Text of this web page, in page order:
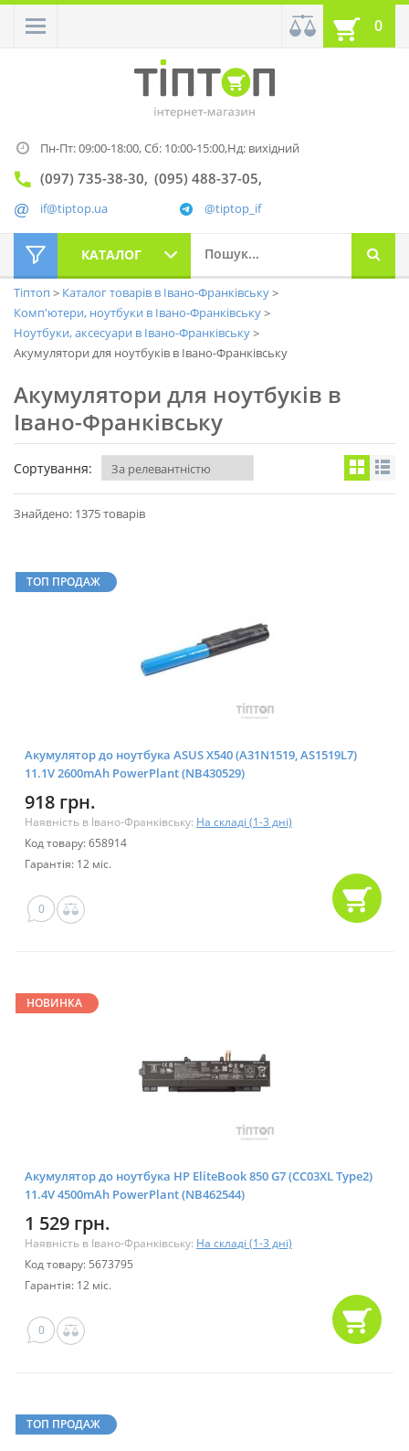
0
Пн-Пт: 09:00-18:00,Сб: 10:00-15:00,Нд: вихідний
(097) 735-38-30 (095) 488-37-05
@tiptop_if
if@tiptop.ua
КАТАЛОГ
Тіптоп
Каталог товарів в Івано-Франківську
Комп'ютери, ноутбуки в Івано-Франківську
Ноутбуки, аксесуари в Івано-Франківську
Акумулятори для ноутбуків в Івано-Франківську
Акумулятори для ноутбуків в
Івано-Франківську
Сортування:
Знайдено: 1375 товарів
ТОП ПРОДАЖ
Акумулятор до ноутбука ASUS X540 (A31N1519, AS1519L7)
11.1V 2600mAh PowerPlant (NB430529)
918 грн.
Наявність в Івано-Франківську: На складі (1-3 дні)
Код товару: 658914
Гарантія: 12 міс.
0
НОВИНКА
Акумулятор до ноутбука HP EliteBook 850 G7 (CC03XL Type2)
11.4V 4500mAh PowerPlant (NB462544)
1 529 грн.
Наявність в Івано-Франківську: На складі (1-3 дні)
Код товару: 5673795
Гарантія: 12 міс.
0
ТОП ПРОДАЖ